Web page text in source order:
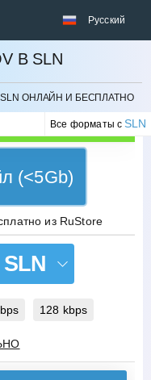
Русский
В SLN
ОНЛАЙН И БЕСПЛАТНО
Все форматы с SLN
(<5Gb)
SLN
128 kbps